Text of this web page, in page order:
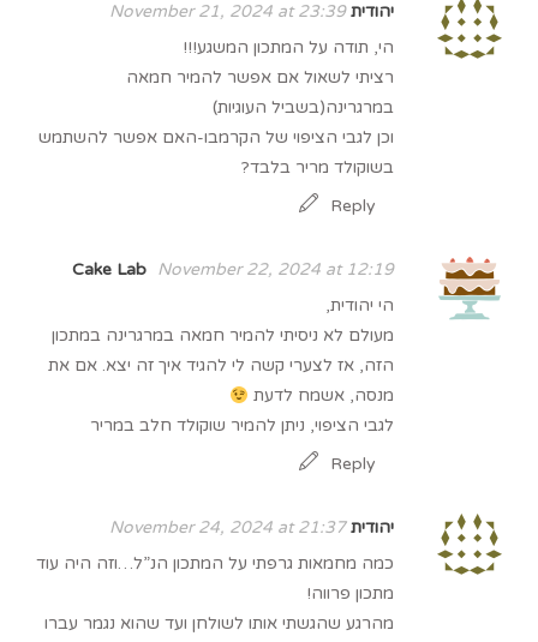
יהודית November 21, 2024 at 23:39
הי, תודה על המתכון המשגע!!!
רציתי לשאול אם אפשר להמיר חמאה
במרגרינה(בשביל העוגיות)
וכן לגבי הציפוי של הקרמבו-האם אפשר להשתמש
בשוקולד מריר בלבד?
Reply
Cake Lab
November 22, 2024 at 12:19
הי יהודית,
מעולם לא ניסיתי להמיר חמאה במרגרינה במתכון
הזה, אז לצערי קשה לי להגיד איך זה יצא. אם את
מנסה, אשמח לדעת
לגבי הציפוי, ניתן להמיר שוקולד חלב במריר
Reply
יהודית November 24, 2024 at 21:37
כמה מחמאות גרפתי על המתכון הנ”ל…וזה היה עוד
מתכון פרווה!
מהרגע שהגשתי אותו לשולחן ועד שהוא נגמר עברו